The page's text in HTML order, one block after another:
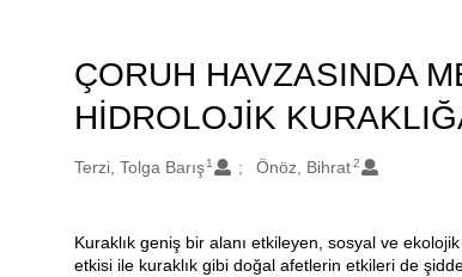
ÇORUH HAVZASINDA
HİDROLOJİK
Oluşturanlar
Terzi, Tolga Barış 1 Önöz, Bihrat2
Açıklama
Kuraklık geniş bir alanı etkileyen, sosyal ve
etkisi ile kuraklık gibi doğal afetlerin etkileri de